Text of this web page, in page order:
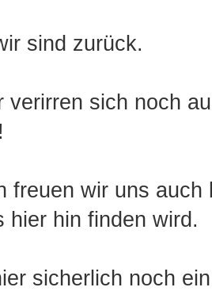
sind zurück.
verirren sich noch
freuen wir uns auch
hier hin finden wird.
sicherlich noch